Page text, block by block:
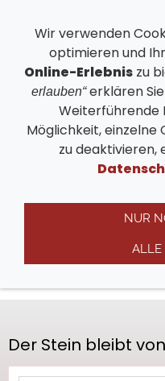
Navigation
Specials
Das komplette Booklet
kostenloser PDF
was mitteilen möchten:
Der Stein bleibt
Wir verwenden
optimieren und
Online-Erlebnis zu
erlauben“erklären
Weiterführende
Möglichkeit, einzelne
zu deaktivieren,
NUR
ALLE